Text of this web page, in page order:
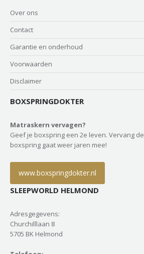
Over ons
Contact
Garantie en onderhoud
Voorwaarden
Disclaimer
BOXSPRINGDOKTER
Matraskern vervagen?
Geef je boxspring een 2e leven. Vervang
boxspring gaat weer jaren mee!
www.boxspringdokter.nl
SLEEPWORLD HELMOND
Adresgegevens:
Churchilllaan 8
5705 BK Helmond